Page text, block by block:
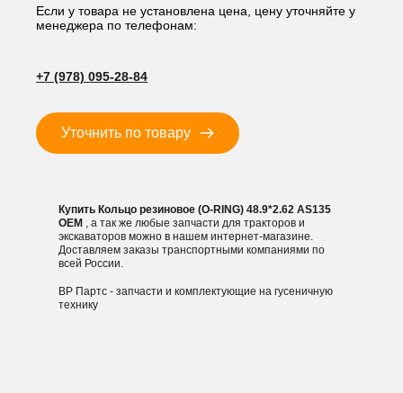
(O-
RING)
Если у товара не установлена цена, цену уточняйте у
менеджера по телефонам:
+7 (978) 095-28-84
Уточнить по товару
Купить Кольцо резиновое (O-RING) 48.9*2.62 AS135
OEM , а так же любые запчасти для тракторов и
экскаваторов можно в нашем интернет-магазине.
Доставляем заказы транспортными компаниями по
всей России.
ВР Партс - запчасти и комплектующие на гусеничную
технику